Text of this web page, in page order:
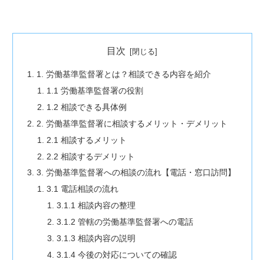
目次
1. 労働基準監督署とは？相談できる内容を紹介
1.1 労働基準監督署の役割
1.2 相談できる具体例
2. 労働基準監督署に相談するメリット・デメリット
2.1 相談するメリット
2.2 相談するデメリット
3. 労働基準監督署への相談の流れ【電話・窓口訪問】
3.1 電話相談の流れ
3.1.1 相談内容の整理
3.1.2 管轄の労働基準監督署への電話
3.1.3 相談内容の説明
3.1.4 今後の対応についての確認